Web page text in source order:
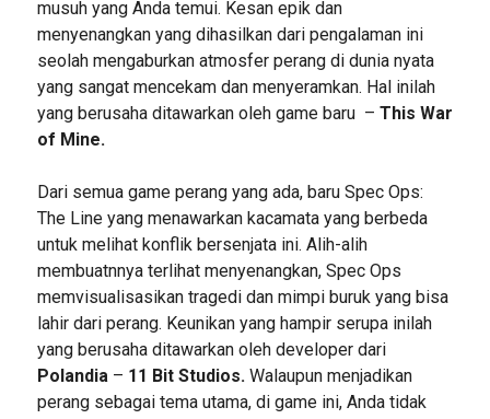
musuh yang Anda temui. Kesan epik dan
menyenangkan yang dihasilkan dari pengalaman ini
seolah mengaburkan atmosfer perang di dunia nyata
yang sangat mencekam dan menyeramkan. Hal inilah
yang berusaha ditawarkan oleh game baru – This War
of Mine.
Dari semua game perang yang ada, baru Spec Ops:
The Line yang menawarkan kacamata yang berbeda
untuk melihat konflik bersenjata ini. Alih-alih
membuatnnya terlihat menyenangkan, Spec Ops
memvisualisasikan tragedi dan mimpi buruk yang bisa
lahir dari perang. Keunikan yang hampir serupa inilah
yang berusaha ditawarkan oleh developer dari
Polandia– 11 Bit Studios.Walaupun menjadikan
perang sebagai tema utama, di game ini, Anda tidak